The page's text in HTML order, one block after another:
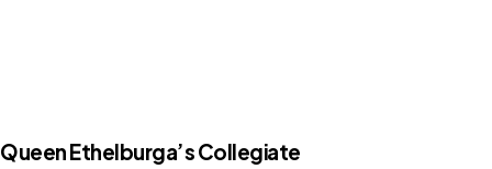
Queen Ethelburga’s Collegiate